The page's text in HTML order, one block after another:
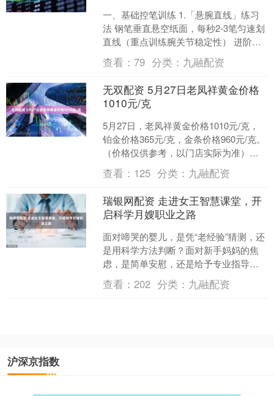
一、基础控笔训练 1.「悬腕直线」练习
法 钢笔垂直悬空纸面，每秒2-3笔匀速划
直线（重点训练腕关节稳定性） 进阶：
在A4纸上画满不同方向的直线（水平/垂
直/斜线....
查看：79 分类： 九融配资
无双配资 5月27日老凤祥黄金价格
1010元/克
5月27日，老凤祥黄金价格1010元/克，
铂金价格365元/克，金条价格960元/克。
（价格仅供参考，以门店实际为准）同
日上海黄金交易所现货黄金AU9999最
新....
查看： 125 分类： 九融配资
瑞银网配资 走进女王智慧课堂，开
启科学月嫂职业之路
面对啼哭的婴儿，是凭“老经验”猜测，还
是用科学方法判断？面对新手妈妈的焦
虑，是简单安慰，还是给予专业指导？
母婴护理行业正在经历深刻变革，传统
经验式服务已无法满足....
查看：202 分类： 九融配资
沪深京指数